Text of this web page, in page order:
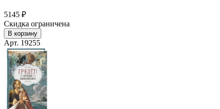
5145 ₽
Скидка ограничена
В корзину
Арт. 19255